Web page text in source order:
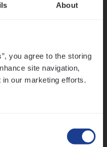
About
you agree to the storing
site navigation,
our marketing efforts.
verzekeringen